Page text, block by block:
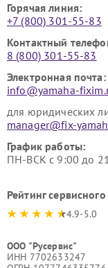
Горячая линия:
+7 (800) 301-55-83
Контактный
8 (800) 301-55-83
Электронная почта:
info@yamaha-
для юридических
manager@fix-
График работы:
ПН-ВСК с 9:00 до
Рейтинг
4.9-5.0
ООО "Русервис"
ИНН 7702633247